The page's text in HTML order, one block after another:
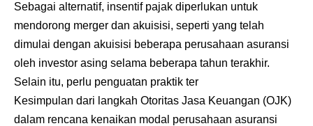
Sebagai alternatif, insentif pajak diperlukan untuk
mendorong merger dan akuisisi, seperti yang telah
dimulai dengan akuisisi beberapa perusahaan asuransi
oleh investor asing selama beberapa tahun terakhir.
Selain itu, perlu penguatan praktik ter
Kesimpulan dari langkah Otoritas Jasa Keuangan (OJK)
dalam rencana kenaikan modal perusahaan asuransi